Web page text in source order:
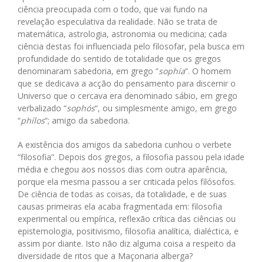
ciência preocupada com o todo, que vai fundo na
revelação especulativa da realidade. Não se trata de
matemática, astrologia, astronomia ou medicina; cada
ciência destas foi influenciada pelo filosofar, pela busca em
profundidade do sentido de totalidade que os gregos
denominaram sabedoria, em grego “sophía“. O homem
que se dedicava a acção do pensamento para discernir o
Universo que o cercava era denominado sábio, em grego
verbalizado “sophós“, ou simplesmente amigo, em grego
“phílos“; amigo da sabedoria.
A existência dos amigos da sabedoria cunhou o verbete
“filosofia”. Depois dos gregos, a filosofia passou pela idade
média e chegou aos nossos dias com outra aparência,
porque ela mesma passou a ser criticada pelos filósofos.
De ciência de todas as coisas, da totalidade, e de suas
causas primeiras ela acaba fragmentada em: filosofia
experimental ou empírica, reflexão crítica das ciências ou
epistemologia, positivismo, filosofia analítica, dialéctica, e
assim por diante. Isto não diz alguma coisa a respeito da
diversidade de ritos que a Maçonaria alberga?